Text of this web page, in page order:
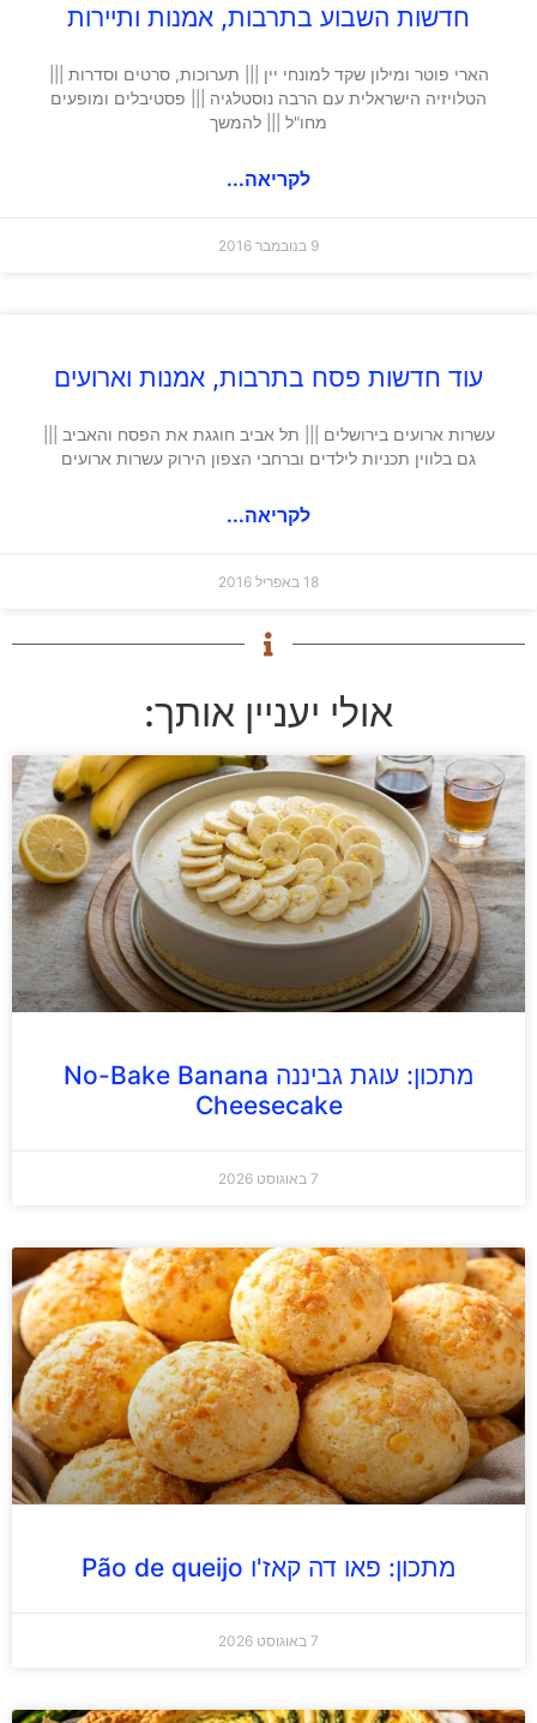
חדשות השבוע בתרבות, אמנות ותיירות
הארי פוטר ומילון שקד למונחי יין ||| תערוכות, סרטים וסדרות |||
הטלויזיה הישראלית עם הרבה נוסטלגיה ||| פסטיבלים ומופעים
מחו"ל ||| להמשך
לקריאה...
9 בנובמבר 2016
עוד חדשות פסח בתרבות, אמנות וארועים
עשרות ארועים בירושלים ||| תל אביב חוגגת את הפסח והאביב |||
גם בלווין תכניות לילדים וברחבי הצפון הירוק עשרות ארועים
לקריאה...
18 באפריל 2016
אולי יעניין אותך:
מתכון: עוגת גביננה No-Bake Banana
Cheesecake
7 באוגוסט 2026
מתכון: פאו דה קאז'ו Pão de queijo
7 באוגוסט 2026